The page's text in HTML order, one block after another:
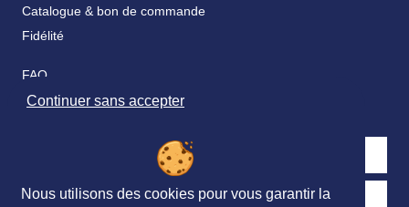
Catalogue & bon de commande
Fidélité
FAQ
Nos partenaires
Retrouvez nous sur les réseaux sociaux
Continuer sans accepter
Nous utilisons des cookies pour vous garantir la